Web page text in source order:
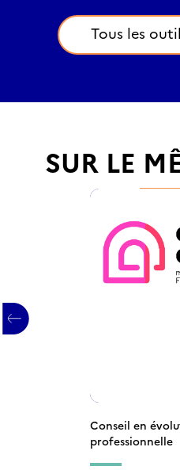
Tous les
SUR LE
Conseil en
professionnelle
Conseil en évolution
professionnelle
Conseil en évolution
professionnelle
Conseil en évolution
professionnelle